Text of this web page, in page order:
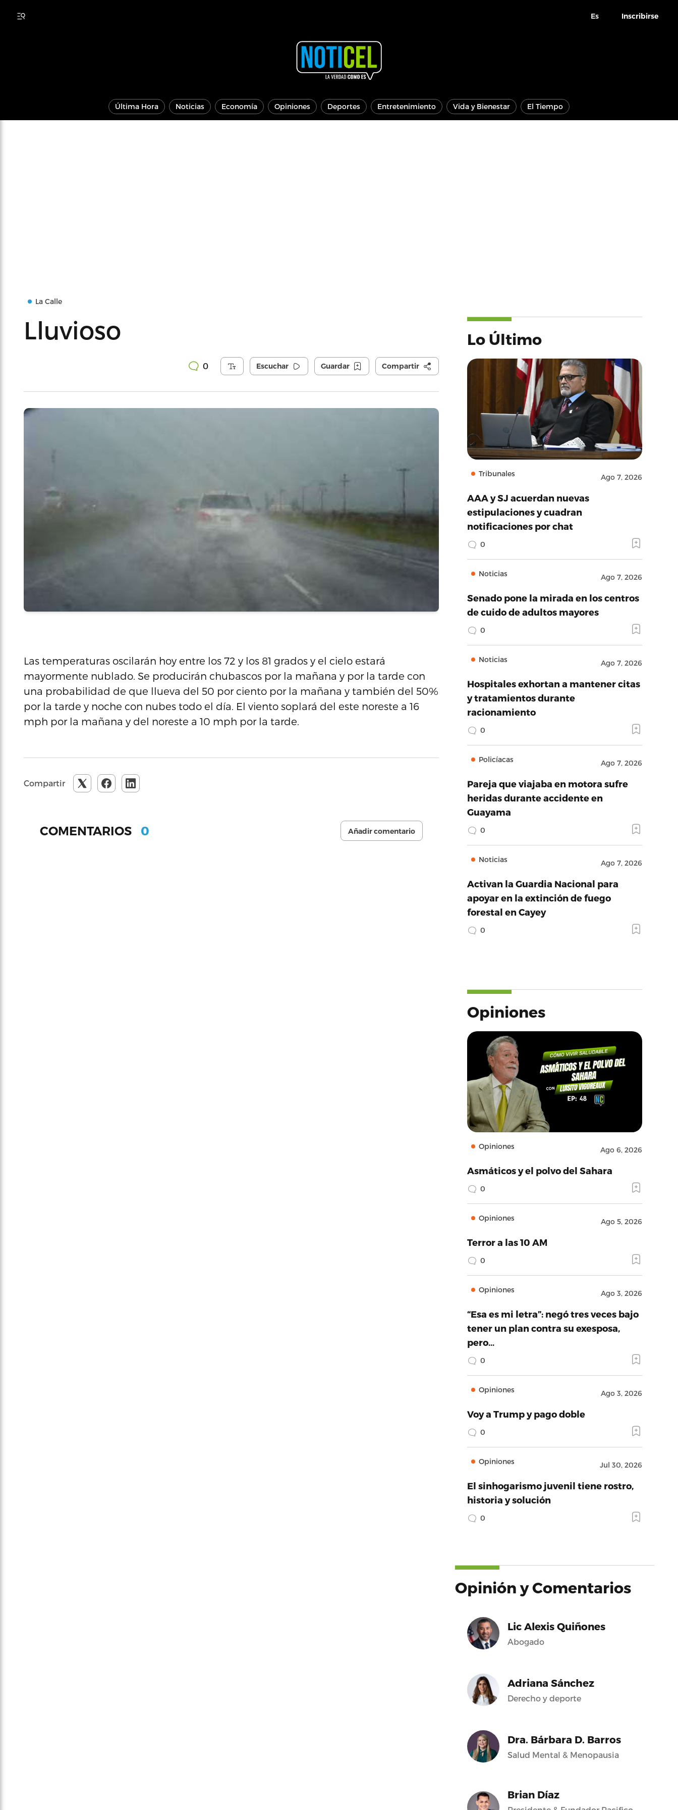
Es Inscribirse
Última Hora Noticias Economía Opiniones Deportes Entretenimiento Vida y Bienestar El Tiempo
La Calle
Lluvioso
0 Escuchar Guardar Compartir
Las temperaturas oscilarán hoy entre los 72 y los 81 grados y el cielo estará
mayormente nublado. Se producirán chubascos por la mañana y por la tarde con
una probabilidad de que llueva del 50 por ciento por la mañana y también del 50%
por la tarde y noche con nubes todo el día. El viento soplará del este noreste a 16
mph por la mañana y del noreste a 10 mph por la tarde.
Compartir
COMENTARIOS 0 Añadir comentario
Lo Último
Tribunales Ago 7, 2026
AAA y SJ acuerdan nuevas
estipulaciones y cuadran
notificaciones por chat
0
Noticias Ago 7, 2026
Senado pone la mirada en los centros
de cuido de adultos mayores
0
Noticias Ago 7, 2026
Hospitales exhortan a mantener citas
y tratamientos durante
racionamiento
0
Policíacas Ago 7, 2026
Pareja que viajaba en motora sufre
heridas durante accidente en
Guayama
0
Noticias Ago 7, 2026
Activan la Guardia Nacional para
apoyar en la extinción de fuego
forestal en Cayey
0
Opiniones
Opiniones Ago 6, 2026
Asmáticos y el polvo del Sahara
0
Opiniones Ago 5, 2026
Terror a las 10 AM
0
Opiniones Ago 3, 2026
“Esa es mi letra”: negó tres veces bajo
tener un plan contra su exesposa,
pero…
0
Opiniones Ago 3, 2026
Voy a Trump y pago doble
0
Opiniones Jul 30, 2026
El sinhogarismo juvenil tiene rostro,
historia y solución
0
Opinión y Comentarios
Lic Alexis Quiñones
Abogado
Adriana Sánchez
Derecho y deporte
Dra. Bárbara D. Barros
Salud Mental & Menopausia
Brian Díaz